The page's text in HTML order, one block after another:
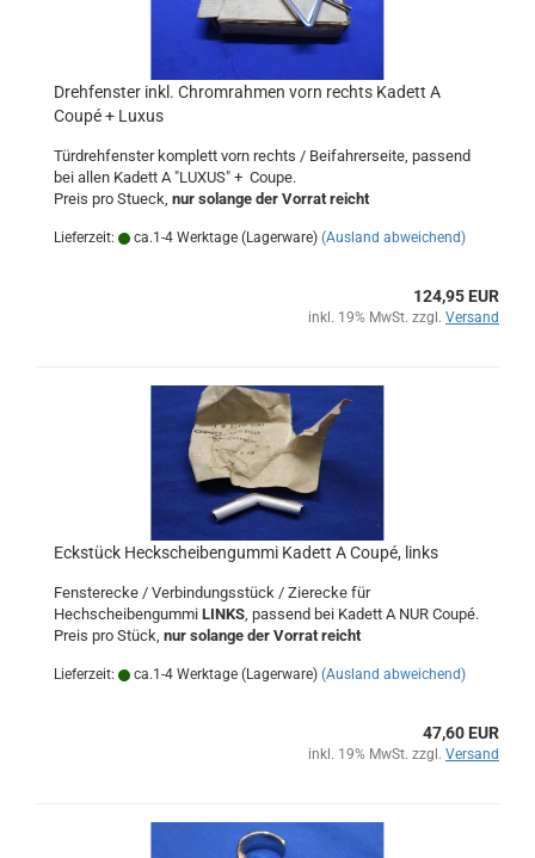
Drehfenster inkl. Chromrahmen vorn rechts Kadett A
Coupé + Luxus
Türdrehfenster komplett vorn rechts / Beifahrerseite, passend
bei allen Kadett A "LUXUS" + Coupe.
Preis pro Stueck, nur solange der Vorrat reicht
Lieferzeit: ca.1-4 Werktage (Lagerware) (Ausland abweichend)
124,95 EUR
inkl. 19% MwSt. zzgl. Versand
Eckstück Heckscheibengummi Kadett A Coupé, links
Fensterecke / Verbindungsstück / Zierecke für
Hechscheibengummi LINKS, passend bei Kadett A NUR Coupé.
Preis pro Stück, nur solange der Vorrat reicht
Lieferzeit: ca.1-4 Werktage (Lagerware) (Ausland abweichend)
47,60 EUR
inkl. 19% MwSt. zzgl. Versand